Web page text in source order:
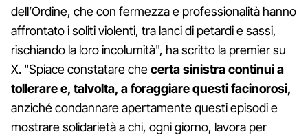
dell’Ordine, che con fermezza e professionalità hanno
affrontato i soliti violenti, tra lanci di petardi e sassi,
rischiando la loro incolumità", ha scritto la premier su
X. "Spiace constatare checerta sinistra continui a
tollerare e, talvolta, a foraggiare questi facinorosi,
anziché condannare apertamente questi episodi e
mostrare solidarietà a chi, ogni giorno, lavora per